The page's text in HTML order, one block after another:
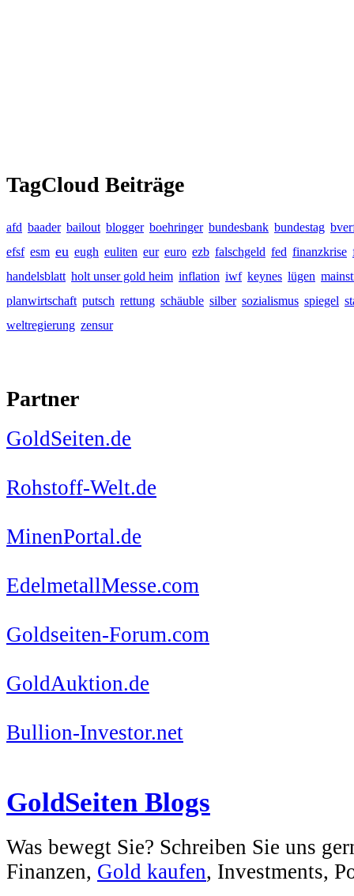
TagCloud Beiträge
afd baader bailout blogger boehringer bundesbank bundestag
efsf esm eu eugh euliten eur euro ezb falschgeld fed finanzkrise
handelsblatt holt unser gold heim inflation iwf keynes lügen
planwirtschaft putsch rettung schäuble silber sozialismus spiegel
weltregierung zensur
Partner
GoldSeiten.de
Rohstoff-Welt.de
MinenPortal.de
EdelmetallMesse.com
Goldseiten-Forum.com
GoldAuktion.de
Bullion-Investor.net
GoldSeiten Blogs
Was bewegt Sie? Schreiben Sie uns
Finanzen, Gold kaufen, Investments,